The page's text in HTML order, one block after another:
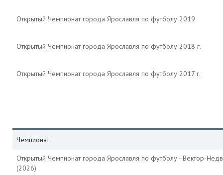
Открытый Чемпионат города Ярославля по футболу 2019
Открытый Чемпионат города Ярославля по футболу 2018 г.
Открытый Чемпионат города Ярославля по футболу 2017 г.
Чемпионат
Открытый Чемпионат города Ярославля по футболу - Вектор-
(2026)